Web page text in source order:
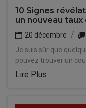
10 Signes
un nouveau taux
20 décembre
Je suis sûr que
pouvez trouver un
Lire Plus